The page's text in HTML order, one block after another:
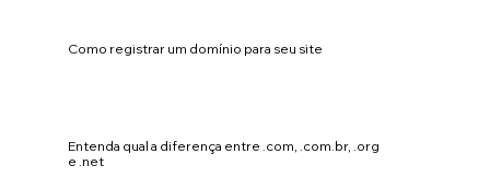
Como registrar um domínio para seu site
Entenda qual a diferença entre .com, .com.br, .org
e .net